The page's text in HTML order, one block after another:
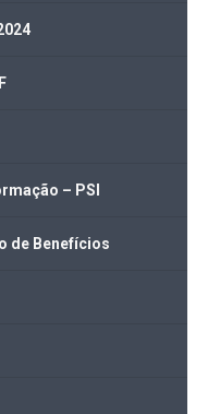
– PSI
de Benefícios